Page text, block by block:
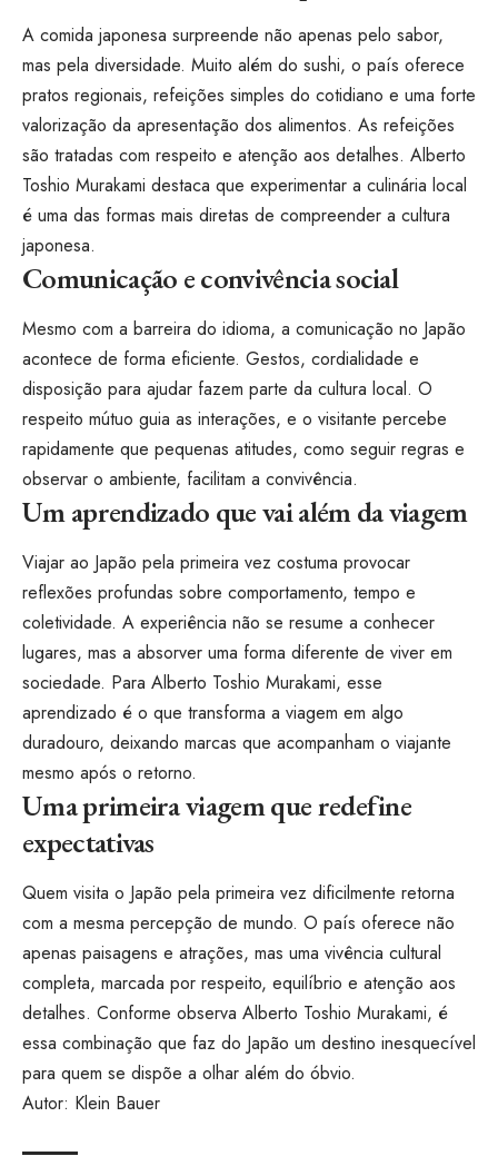
A comida japonesa surpreende não apenas pelo sabor,
mas pela diversidade. Muito além do sushi, o país oferece
pratos regionais, refeições simples do cotidiano e uma forte
valorização da apresentação dos alimentos. As refeições
são tratadas com respeito e atenção aos detalhes. Alberto
Toshio Murakami destaca que experimentar a culinária local
é uma das formas mais diretas de compreender a cultura
japonesa.
Comunicação e convivência social
Mesmo com a barreira do idioma, a comunicação no Japão
acontece de forma eficiente. Gestos, cordialidade e
disposição para ajudar fazem parte da cultura local. O
respeito mútuo guia as interações, e o visitante percebe
rapidamente que pequenas atitudes, como seguir regras e
observar o ambiente, facilitam a convivência.
Um aprendizado que vai além da viagem
Viajar ao Japão pela primeira vez costuma provocar
reflexões profundas sobre comportamento, tempo e
coletividade. A experiência não se resume a conhecer
lugares, mas a absorver uma forma diferente de viver em
sociedade. Para Alberto Toshio Murakami, esse
aprendizado é o que transforma a viagem em algo
duradouro, deixando marcas que acompanham o viajante
mesmo após o retorno.
Uma primeira viagem que redefine
expectativas
Quem visita o Japão pela primeira vez dificilmente retorna
com a mesma percepção de mundo. O país oferece não
apenas paisagens e atrações, mas uma vivência cultural
completa, marcada por respeito, equilíbrio e atenção aos
detalhes. Conforme observa Alberto Toshio Murakami, é
essa combinação que faz do Japão um destino inesquecível
para quem se dispõe a olhar além do óbvio.
Autor: Klein Bauer